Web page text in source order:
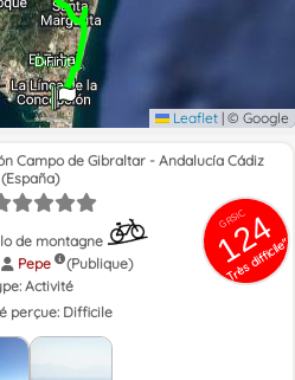
Début
Fin
Leaflet | © Google
GRSIC
124
Très difficile"
Campo de Gibraltar - Andalucía Cádiz
(España)
de montagne
Pepe
(Publique)
Activité
perçue: Difficile